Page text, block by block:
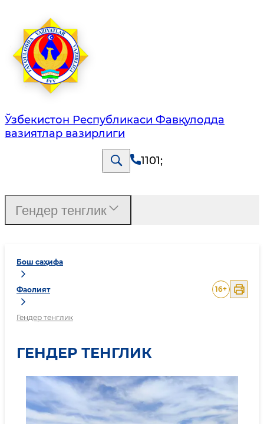
Ўзбекистон Республикаси Фавқулодда
вазиятлар вазирлиги
1101;
Бош саҳифа
Фаолият
Гендер тенглик
16+
ГЕНДЕР ТЕНГЛИК
Гендер тенглик